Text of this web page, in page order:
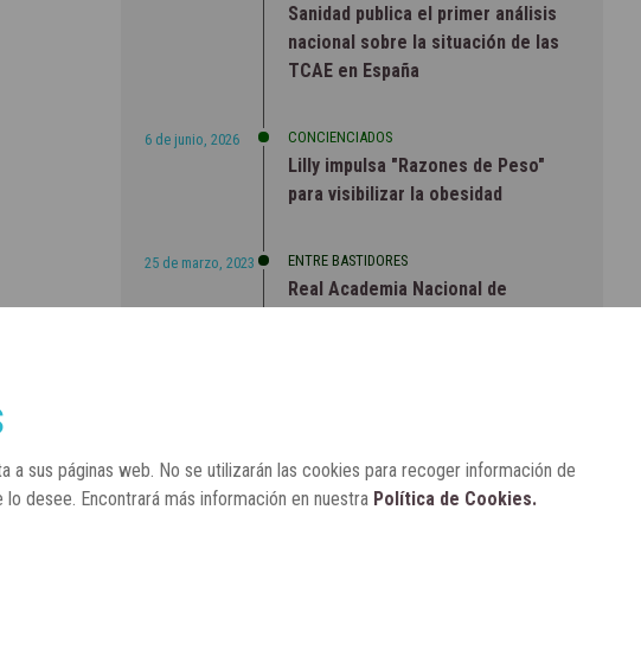
Sanidad publica el primer análisis
nacional sobre la situación de las
TCAE en España
6 de junio, 2026 CONCIENCIADOS
Lilly impulsa "Razones de Peso"
para visibilizar la obesidad
25 de marzo, 2023 ENTRE BASTIDORES
Real Academia Nacional de
sus páginas web. No se utilizarán las cookies para recoger información de
desee. Encontrará más información en nuestra Política de Cookies.